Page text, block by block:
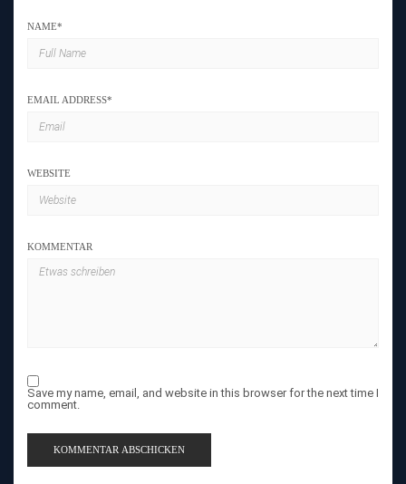
NAME*
EMAIL ADDRESS*
WEBSITE
KOMMENTAR
Save my name, email, and website in this browser for the next time I
comment.